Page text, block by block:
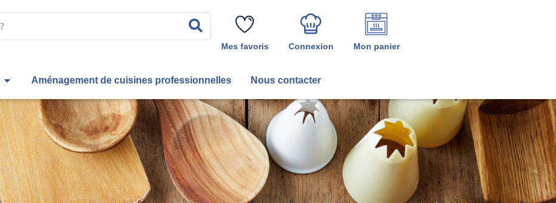
Rechercher
Mes favoris Connexion Mon panier
Aménagement de cuisines professionnelles Nous contacter